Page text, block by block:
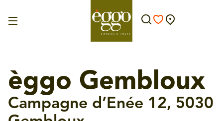
èggo Gembloux
Campagne d’Enée 12, 5030